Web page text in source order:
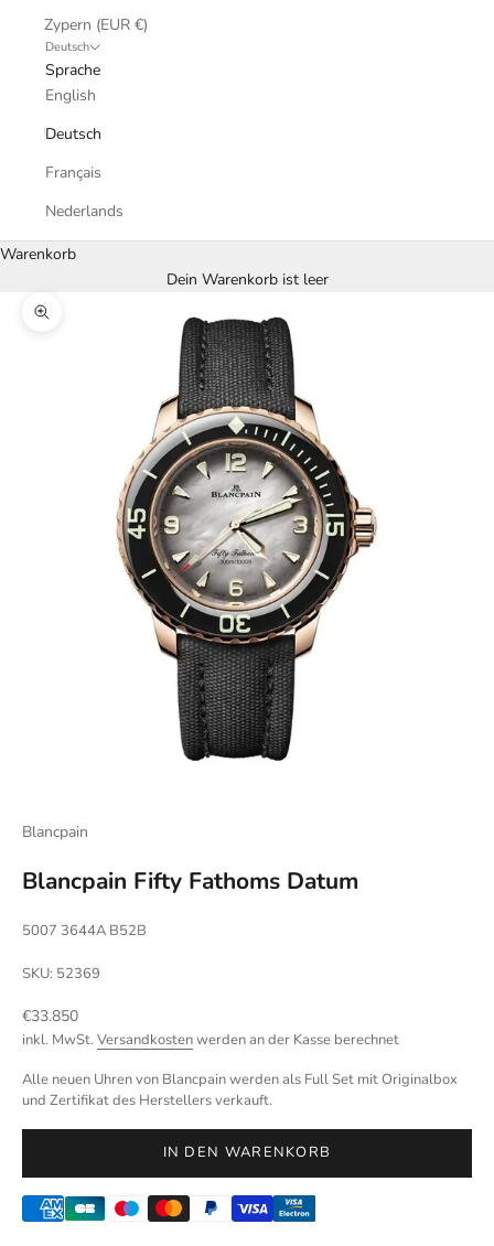
Zypern (EUR €)
Deutsch
Sprache
English
Deutsch
Français
Nederlands
Warenkorb
Dein Warenkorb ist leer
Bild vergrößern
Blancpain
Blancpain Fifty Fathoms Datum
5007 3644A B52B
SKU: 52369
Angebot
€33.850
inkl. MwSt. Versandkostenwerden an der Kasse berechnet
Alle neuen Uhren von Blancpain werden als Full Set mit Originalbox
und Zertifikat des Herstellers verkauft.
IN DEN WARENKORB